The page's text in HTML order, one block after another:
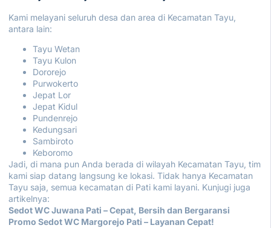
Kami melayani seluruh desa dan area di Kecamatan Tayu,
antara lain:
Tayu Wetan
Tayu Kulon
Dororejo
Purwokerto
Jepat Lor
Jepat Kidul
Pundenrejo
Kedungsari
Sambiroto
Keboromo
Jadi, di mana pun Anda berada di wilayah Kecamatan Tayu, tim
kami siap datang langsung ke lokasi. Tidak hanya Kecamatan
Tayu saja, semua kecamatan di Pati kami layani. Kunjugi juga
artikelnya:
Sedot WC Juwana Pati – Cepat, Bersih dan Bergaransi
Promo Sedot WC Margorejo Pati – Layanan Cepat!